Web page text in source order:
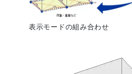
表示モードの組み合わせ